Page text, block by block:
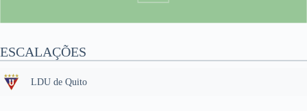
ESCALAÇÕES
LDU de Quito